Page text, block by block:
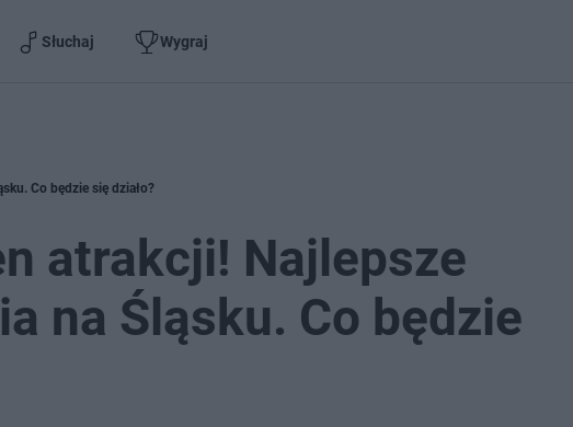
Słuchaj Wygraj
Co będzie się działo?
atrakcji! Najlepsze
na Śląsku. Co będzie